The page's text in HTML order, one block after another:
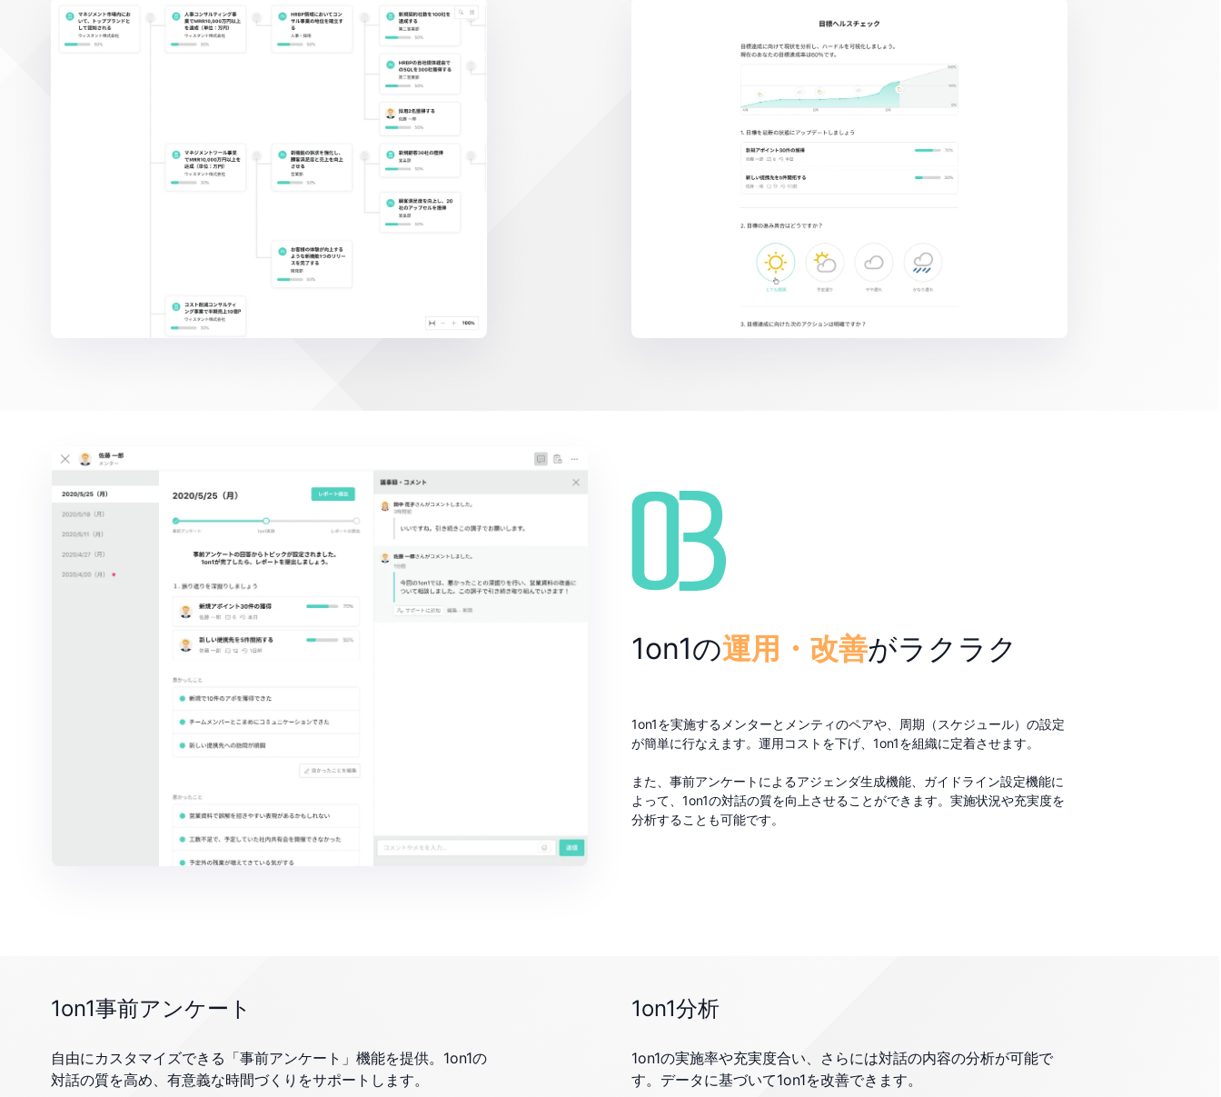
1on1の運用・改善がラクラク
1on1を実施するメンターとメンティのペアや、周期（スケジュール）の設定
が簡単に行なえます。運用コストを下げ、1on1を組織に定着させます。
また、事前アンケートによるアジェンダ生成機能、ガイドライン設定機能に
よって、1on1の対話の質を向上させることができます。実施状況や充実度を
分析することも可能です。
1on1事前アンケート
自由にカスタマイズできる「事前アンケート」機能を提供。1on1の
対話の質を高め、有意義な時間づくりをサポートします。
1on1分析
1on1の実施率や充実度合い、さらには対話の内容の分析が可能で
す。データに基づいて1on1を改善できます。